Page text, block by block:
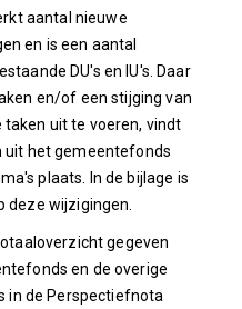
aantal nieuwe
en is een aantal
DU's en IU's. Daar
en/of een stijging van
uit te voeren, vindt
uit het gemeentefonds
plaats. In de bijlage is
deze wijzigingen.
gegeven
en de overige
in de Perspectiefnota